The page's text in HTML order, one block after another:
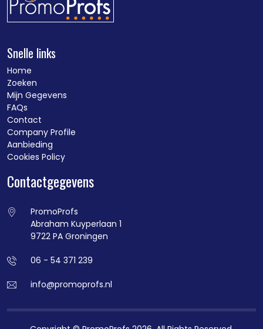
Snelle links
Home
Zoeken
Mijn Gegevens
FAQs
Contact
Company Profile
Aanbieding
Cookies Policy
Contactgegevens
PromoProfs
Abraham Kuyperlaan 1
9722 PA Groningen
06 - 54 371 239
info@promoprofs.nl